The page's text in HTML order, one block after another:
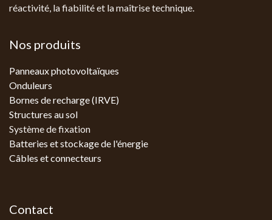
réactivité, la fiabilité et la maîtrise technique.
Nos produits
Panneaux photovoltaïques
Onduleurs
Bornes de recharge (IRVE)
Structures au sol
Système de fixation
Batteries et stockage de l'énergie
Câbles et connecteurs
Contact